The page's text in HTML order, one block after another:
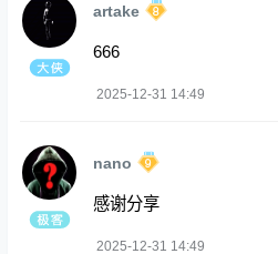
artake
666
2025-12-31 14:49
nano
感谢分享
2025-12-31 14:49